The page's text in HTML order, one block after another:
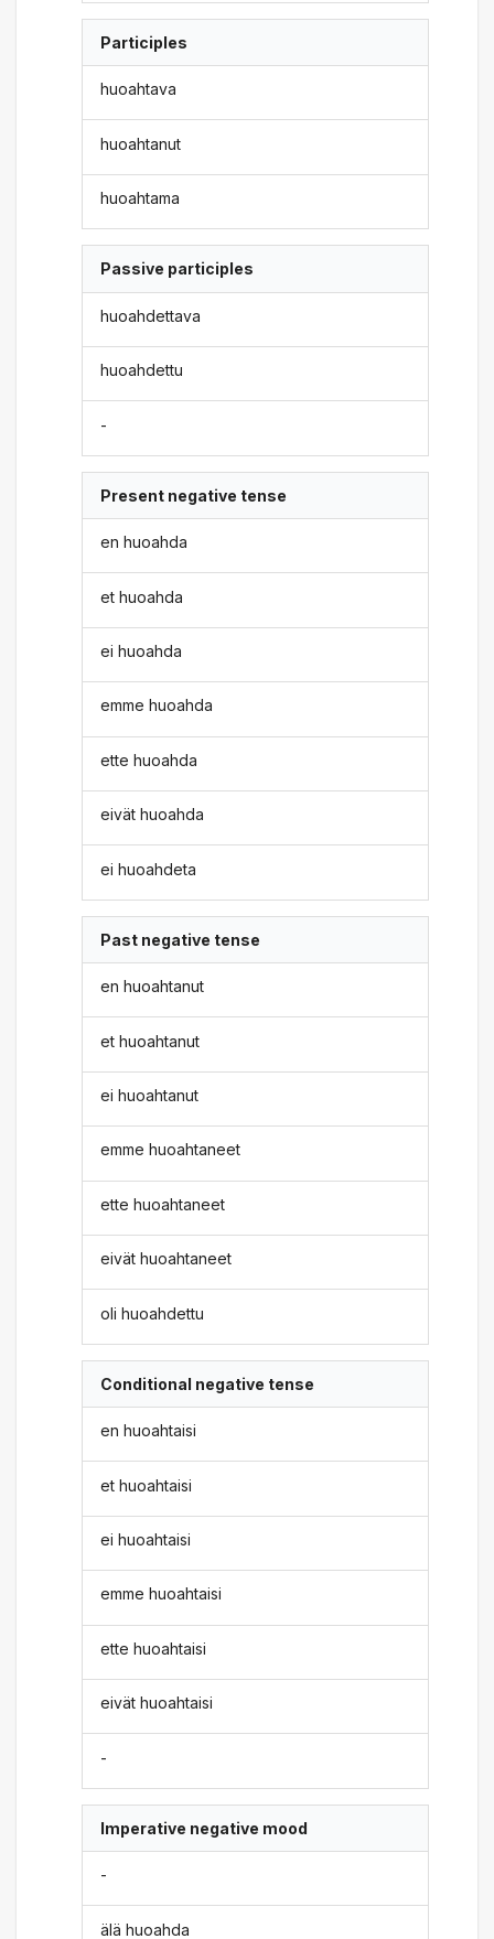
Participles
huoahtava
huoahtanut
huoahtama
Passive participles
huoahdettava
huoahdettu
-
Present negative tense
en huoahda
et huoahda
ei huoahda
emme huoahda
ette huoahda
eivät huoahda
ei huoahdeta
Past negative tense
en huoahtanut
et huoahtanut
ei huoahtanut
emme huoahtaneet
ette huoahtaneet
eivät huoahtaneet
oli huoahdettu
Conditional negative tense
en huoahtaisi
et huoahtaisi
ei huoahtaisi
emme huoahtaisi
ette huoahtaisi
eivät huoahtaisi
-
Imperative negative mood
-
älä huoahda